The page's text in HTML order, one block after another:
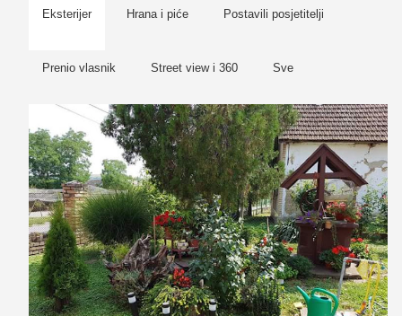
Eksterijer Hrana i piće Postavili posjetitelji
Prenio vlasnik Street view i 360 Sve